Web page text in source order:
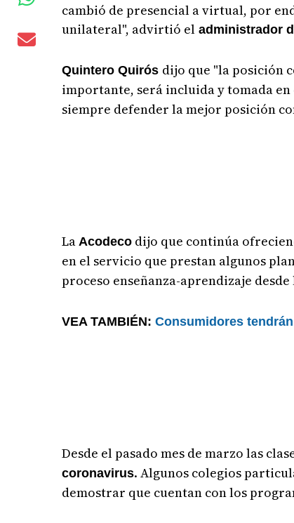
cambió de presencial a virtual, por
unilateral", advirtió el administrador
Quintero Quirós dijo que "la posición
importante, será incluida y tomada
siempre defender la mejor posición
La Acodeco dijo que continúa
en el servicio que prestan algunos
proceso enseñanza-aprendizaje
VEA TAMBIÉN:Consumidores
Desde el pasado mes de marzo las
coronavirus. Algunos colegios
demostrar que cuentan con los